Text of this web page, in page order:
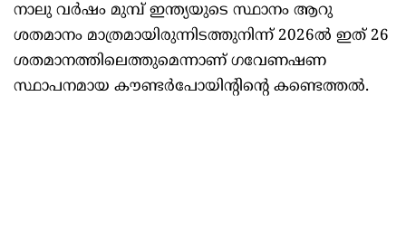
നാലു വര്‍ഷം മുമ്പ് ഇന്ത്യയുടെ സ്ഥാനം ആറു
ശതമാനം മാത്രമായിരുന്നിടത്തുനിന്ന് 2026ല്‍ ഇത് 26
ശതമാനത്തിലെത്തുമെന്നാണ് ഗവേണഷണ
സ്ഥാപനമായ കൗണ്ടര്‍പോയിന്‍റിന്‍റെ കണ്ടെത്തല്‍.